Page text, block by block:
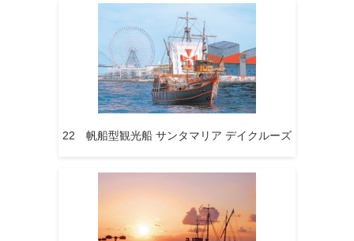
22 帆船型観光船 サンタマリア デイクルーズ